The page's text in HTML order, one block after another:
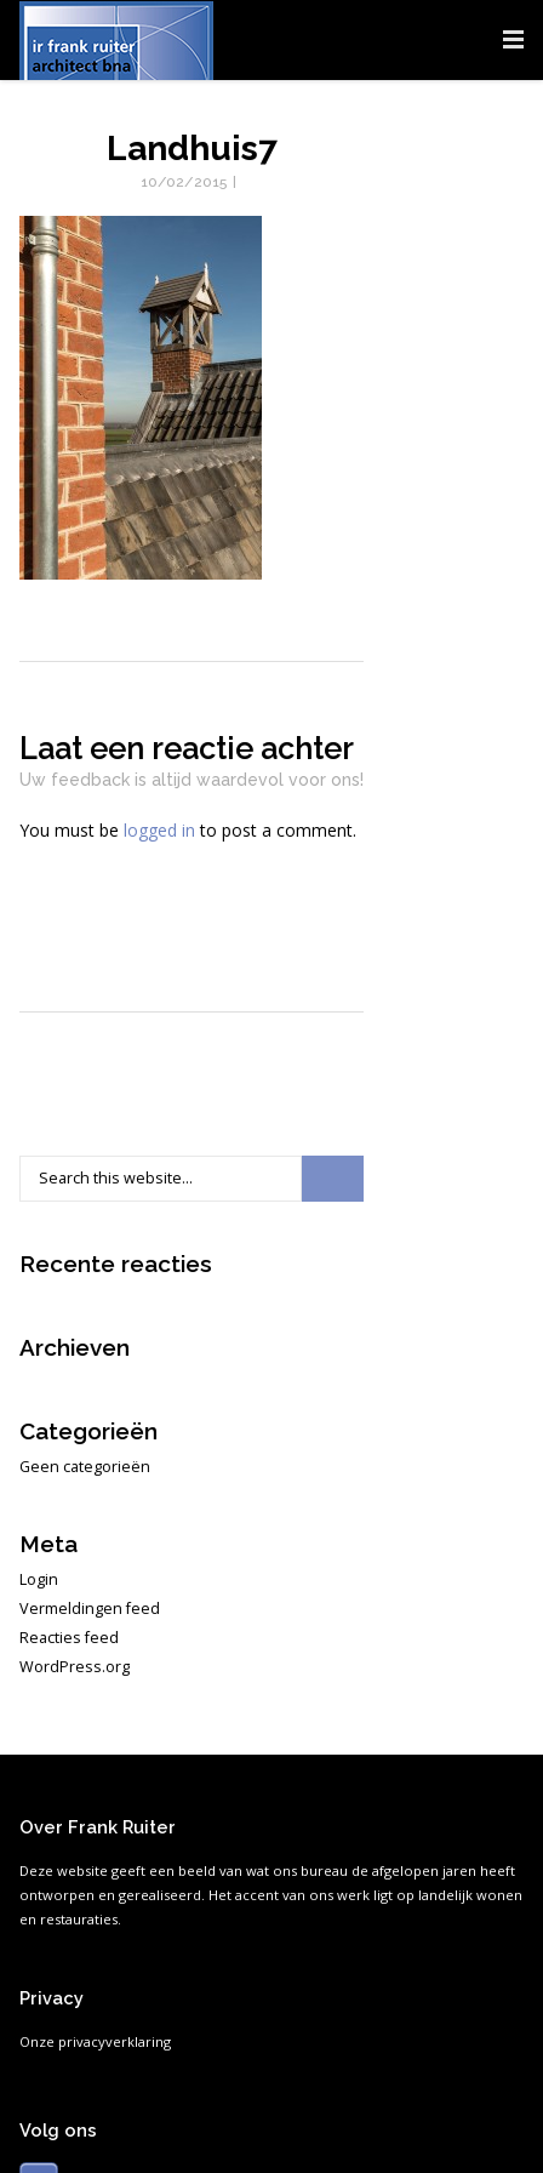
Landhuis7
10/02/2015
Laat een reactie achter
Uw feedback is altijd waardevol voor ons!
You must be logged in to post a comment.
Recente reacties
Archieven
Categorieën
Geen categorieën
Meta
Login
Vermeldingen feed
Reacties feed
WordPress.org
Over Frank Ruiter
Deze website geeft een beeld van wat ons bureau de afgelopen jaren heeft
ontworpen en gerealiseerd. Het accent van ons werk ligt op landelijk wonen
en restauraties.
Privacy
Onze privacyverklaring
Volg ons